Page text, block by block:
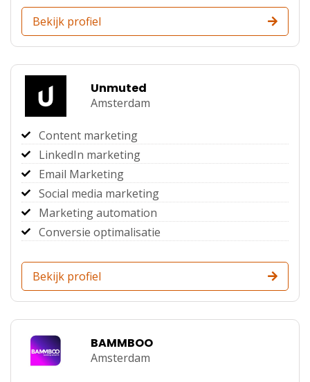
Bekijk profiel
Unmuted
Amsterdam
Content marketing
LinkedIn marketing
Email Marketing
Social media marketing
Marketing automation
Conversie optimalisatie
Bekijk profiel
BAMMBOO
Amsterdam